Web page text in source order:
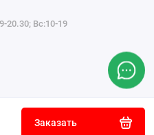
Заказать
20.30; Вс:10-19